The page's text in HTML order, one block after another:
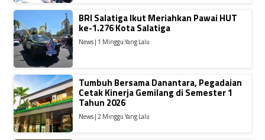
BRI Salatiga Ikut Meriahkan Pawai HUT
ke-1.276 Kota Salatiga
News | 1 Minggu Yang Lalu
Tumbuh Bersama Danantara, Pegadaian
Cetak Kinerja Gemilang di Semester 1
Tahun 2026
News | 2 Minggu Yang Lalu